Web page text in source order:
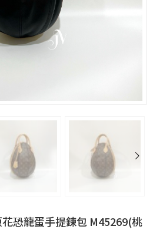
花恐龍蛋手提鍊包 M45269(桃